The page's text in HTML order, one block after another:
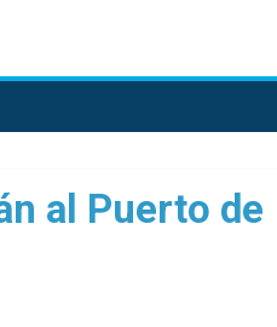
al Puerto de